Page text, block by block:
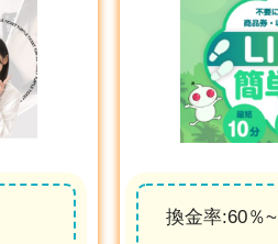
換金率:60％~